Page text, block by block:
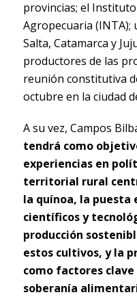
provincias; el
Agropecuaria (INTA);
Salta, Catamarca y
productores de las
reunión constitutiva
octubre en la ciudad
A su vez, Campos
tendrá como
experiencias en
territorial rural
la quínoa, la puesta
científicos y
producción
estos cultivos, y la
como factores
soberanía